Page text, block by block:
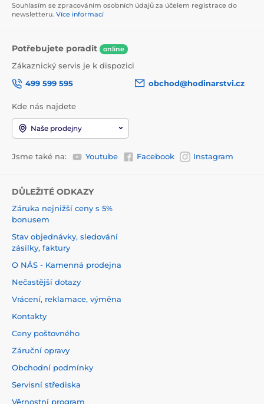
Souhlasím se zpracováním osobních údajů za účelem registrace do
newsletteru. Více informací
Potřebujete poradit online
Zákaznický servis je k dispozici
499 599 595
obchod@hodinarstvi.cz
Kde nás najdete
Naše prodejny
Jsme také na: Youtube Facebook Instagram
DŮLEŽITÉ ODKAZY
Záruka nejnižší ceny s 5%
bonusem
Stav objednávky, sledování
zásilky, faktury
O NÁS - Kamenná prodejna
Nečastější dotazy
Vrácení, reklamace, výměna
Kontakty
Ceny poštovného
Záruční opravy
Obchodní podmínky
Servisní střediska
Věrnostní program